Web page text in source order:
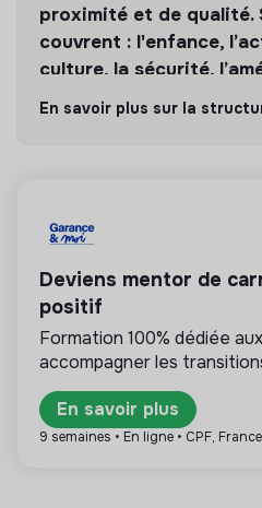
proximité et de qualité.
couvrent : l'enfance,
culture, la sécurité,
transition numérique etc.
💡 Service public ou
Cette structure est
territoriale, agence d’Etat,
mission est d’intérêt
l’eau et des déchets.
Plus d'informations
En savoir plus sur la
Deviens mentor de
positif
Formation 100% dédiée
accompagner les
En savoir plus
9 semaines • En ligne • CPF,